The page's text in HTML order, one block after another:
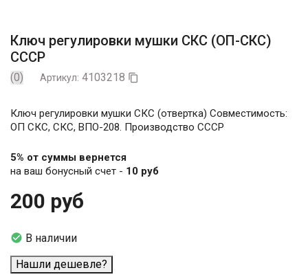
Ключ регулировки мушки СКС (ОП-СКС)
СССР
(0) Артикул: 4103218 
Ключ регулировки мушки СКС (отвертка) Совместимость:
ОП СКС, СКС, ВПО-208. Производство СССР
5% от суммы вернется
на ваш бонусный счет - 10 руб
200 руб
 В наличии
Нашли дешевле?